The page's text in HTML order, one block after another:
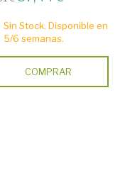
Sin Stock. Disponible en
5/6 semanas.
COMPRAR